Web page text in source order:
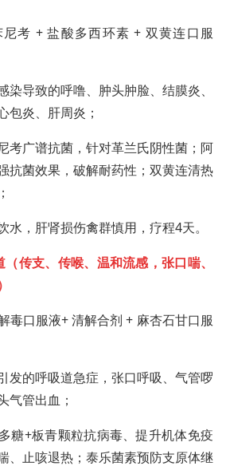
考 + 盐酸多西环素 + 双黄连口服
染导致的呼噜、肿头肿脸、结膜炎、
包炎、肝周炎；
考广谱抗菌，针对革兰氏阴性菌；阿
抗菌效果，破解耐药性；双黄连清热
水，肝肾损伤禽群慎用，疗程4天。
传支、传喉、温和流感，张口喘、
毒口服液+ 清解合剂 + 麻杏石甘口服
发的呼吸道急症，张口呼吸、气管啰
气管出血；
糖+板青颗粒抗病毒、提升机体免疫
、止咳退热；泰乐菌素预防支原体继